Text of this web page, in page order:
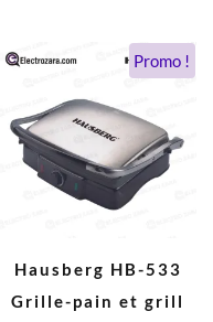
Promo !
Hausberg HB-533
Grille-pain et grill
prix
initial
était :
962 DH.
Le
prix
est :
448